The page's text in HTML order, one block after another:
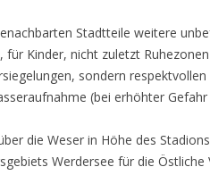
Stadtteile weitere
für Kinder, nicht zuletzt
sondern
(bei erhöhter
die Weser in Höhe des
Werdersee für die Östliche